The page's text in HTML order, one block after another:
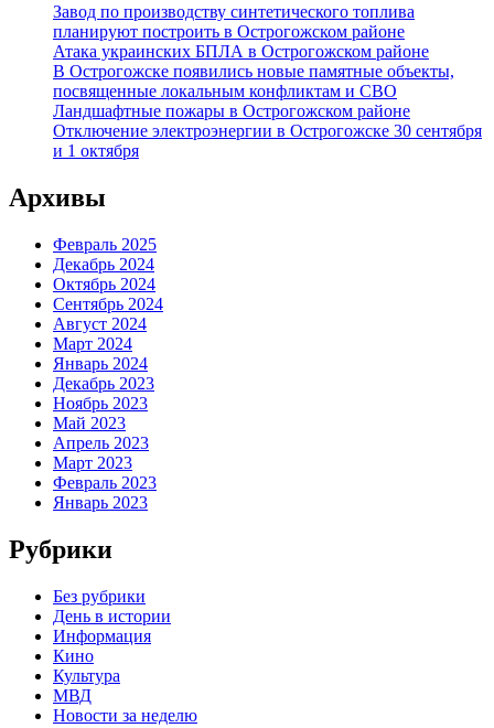
Завод по производству синтетического топлива
планируют построить в Острогожском районе
Атака украинских БПЛА в Острогожском районе
В Острогожске появились новые памятные объекты,
посвященные локальным конфликтам и СВО
Ландшафтные пожары в Острогожском районе
Отключение электроэнергии в Острогожске 30 сентября
и 1 октября
Архивы
Февраль 2025
Декабрь 2024
Октябрь 2024
Сентябрь 2024
Август 2024
Март 2024
Январь 2024
Декабрь 2023
Ноябрь 2023
Май 2023
Апрель 2023
Март 2023
Февраль 2023
Январь 2023
Рубрики
Без рубрики
День в истории
Информация
Кино
Культура
МВД
Новости за неделю